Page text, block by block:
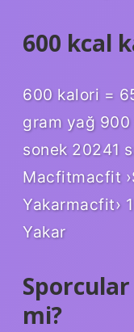
600 kcal
600 kalori =
gram yağ
sonek 20241
Macfitmacfit
Yakarmacfit›
Yakar
mi?